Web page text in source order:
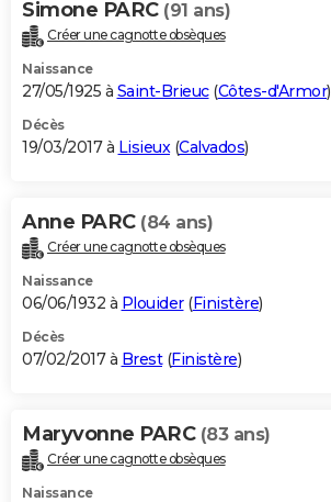
Simone PARC (91 ans)
Créer une cagnotte obsèques
Naissance
27/05/1925 à Saint-Brieuc(Côtes-d'Armor)
Décès
19/03/2017 à Lisieux(Calvados)
Anne PARC (84 ans)
Créer une cagnotte obsèques
Naissance
06/06/1932 à Plouider(Finistère)
Décès
07/02/2017 à Brest(Finistère)
Maryvonne PARC (83 ans)
Créer une cagnotte obsèques
Naissance